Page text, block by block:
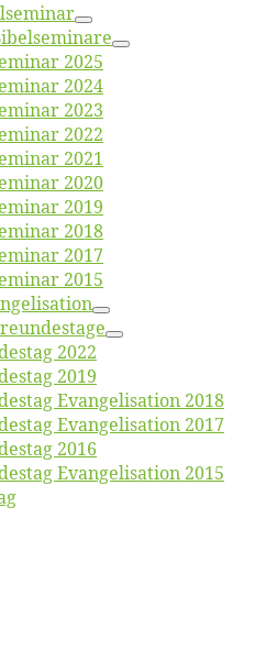
2025
2024
2023
2022
2021
2020
2019
2018
2017
2015
2022
2019
Evan­ge­li­sa­ti­on 2018
Evan­ge­li­sa­ti­on 2017
2016
Evan­ge­li­sa­ti­on 2015